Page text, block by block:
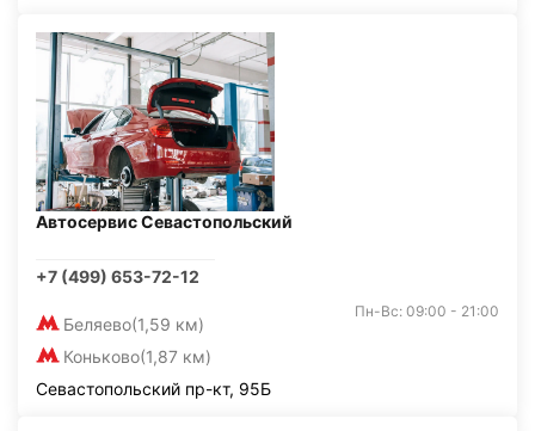
Автосервис Севастопольский
+7 (499) 653-72-12
Беляево(1,59 км)
Коньково(1,87 км)
Пн-Вс: 09:00 - 21:00
Севастопольский пр-кт, 95Б